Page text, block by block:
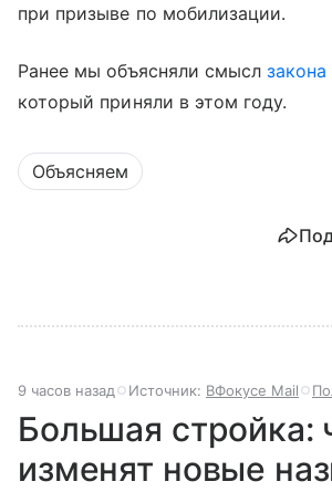
при призыве по мобилизации.
Ранее мы объясняли смысл
который приняли в этом году.
Объясняем
9 часов назад Источник: ВФокусе Mail
Большая стройка:
изменят новые